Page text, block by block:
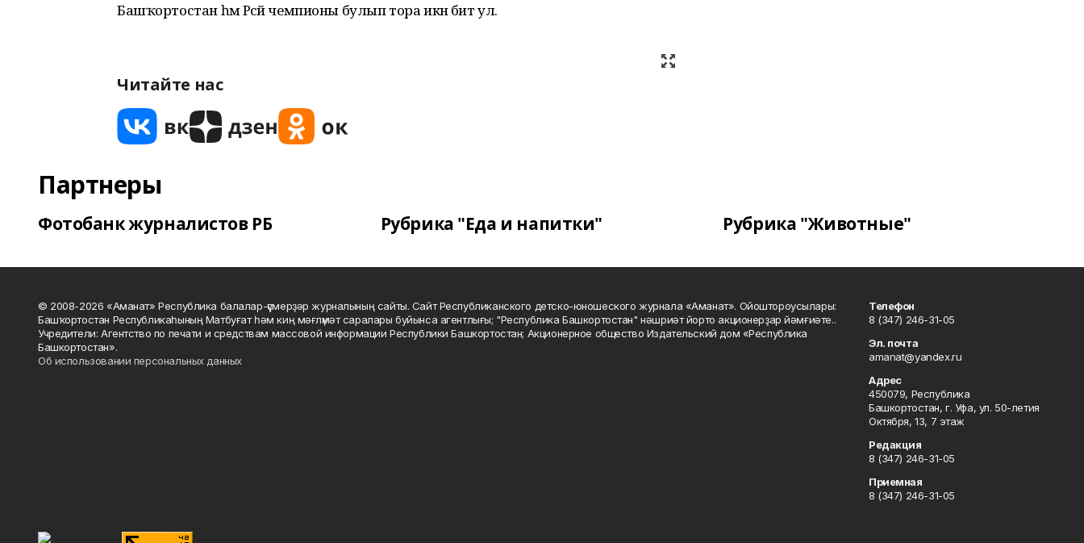
Башҡортостан һәм Рәсәй чемпионы булып тора икән бит ул.
Читайте нас
Партнеры
Фотобанк журналистов РБ Рубрика "Еда и напитки" Рубрика "Животные"
© 2008-2026 «Аманат» Республика балалар-үҫмерҙәр журналының сайты. Сайт Республиканского детско-юношеского журнала «Аманат». Ойоштороусылары:
Башҡортостан Республикаһының Матбуғат һәм киң мәғлүмәт саралары буйынса агентлығы; "Республика Башкортостан" нәшриәт йорто акционерҙар йәмғиәте..
Учредители: Агентство по печати и средствам массовой информации Республики Башкортостан; Акционерное общество Издательский дом «Республика
Башкортостан».
Об использовании персональных данных
Телефон
8 (347) 246-31-05
Эл. почта
amanat@yandex.ru
Адрес
450079, Республика
Башкортостан, г. Уфа, ул. 50-летия
Октября, 13, 7 этаж
Редакция
8 (347) 246-31-05
Приемная
8 (347) 246-31-05